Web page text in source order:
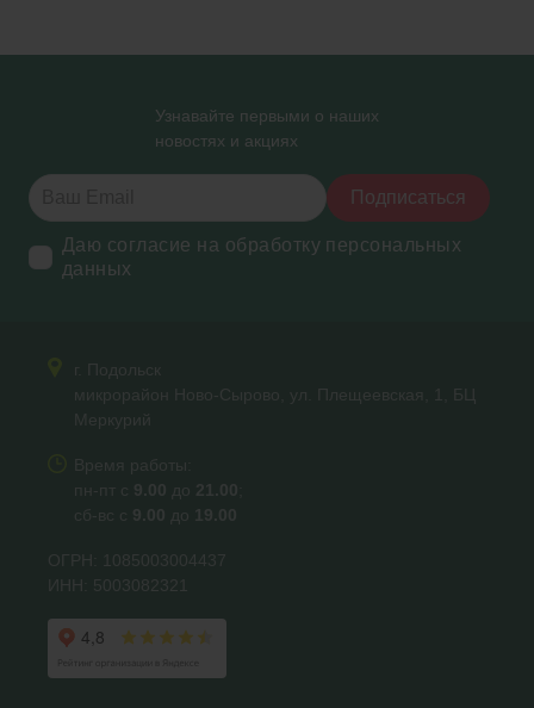
Узнавайте первыми о наших
новостях и акциях
Подписаться
Даю согласие на обработку персональных
данных